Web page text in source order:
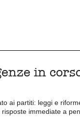
in
ai partiti: leggi e
immediate a